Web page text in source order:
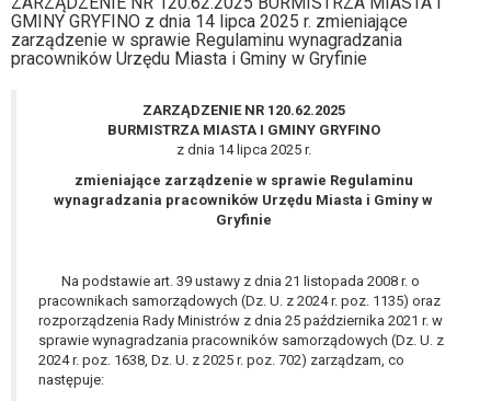
GMINY GRYFINO z dnia 14 lipca 2025 r. zmieniające
zarządzenie w sprawie Regulaminu wynagradzania
pracowników Urzędu Miasta i Gminy w Gryfinie
ZARZĄDZENIE NR 120.62.2025
BURMISTRZA MIASTA I GMINY GRYFINO
z dnia 14 lipca 2025 r.
zmieniające zarządzenie w sprawie Regulaminu
wynagradzania pracowników Urzędu Miasta i Gminy w
Gryfinie
Na podstawie art. 39 ustawy z dnia 21 listopada 2008 r. o
pracownikach samorządowych (Dz. U. z 2024 r. poz. 1135) oraz
rozporządzenia Rady Ministrów z dnia 25 października 2021 r. w
sprawie wynagradzania pracowników samorządowych (Dz. U. z
2024 r. poz. 1638, Dz. U. z 2025 r. poz. 702) zarządzam, co
następuje:
prawo sprzeciwu wobec przetwarzania
danych na podstawie art. 21 RODO, wobec
przetwarzania danych osobowych, którego
niezbędność przetwarzania do
wykonania zadania realizowanego w
interesie publicznym lub w ramach
sprawowania władzy publicznej
powierzonej administratorowi bądź
niezbędność przetwarzania do celów
uzasadnionych interesów
realizowanych przez administratora
lub przez stronę trzecią.
Z przyczyn związanych z Pani/Pana
szczególną sytuacją. W razie wniesienia